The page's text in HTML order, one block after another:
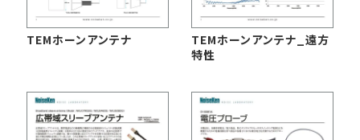
RF関連製品・試験システム
EMCソリューションセンター
修理・校正
TEMホーンアンテナ
TEMホーンアンテナ_遠方
特性